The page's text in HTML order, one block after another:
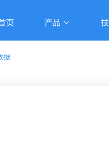
页 产品
据